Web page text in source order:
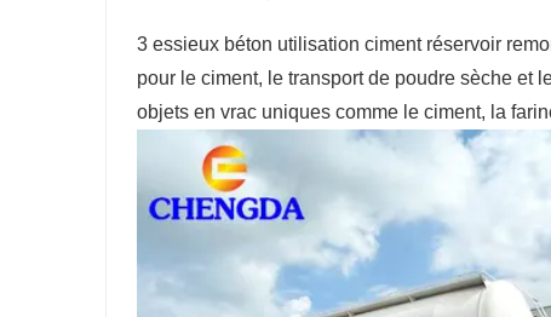
3 essieux béton utilisation ciment réservoir
pour le ciment, le transport de poudre sèche et
objets en vrac uniques comme le ciment, la